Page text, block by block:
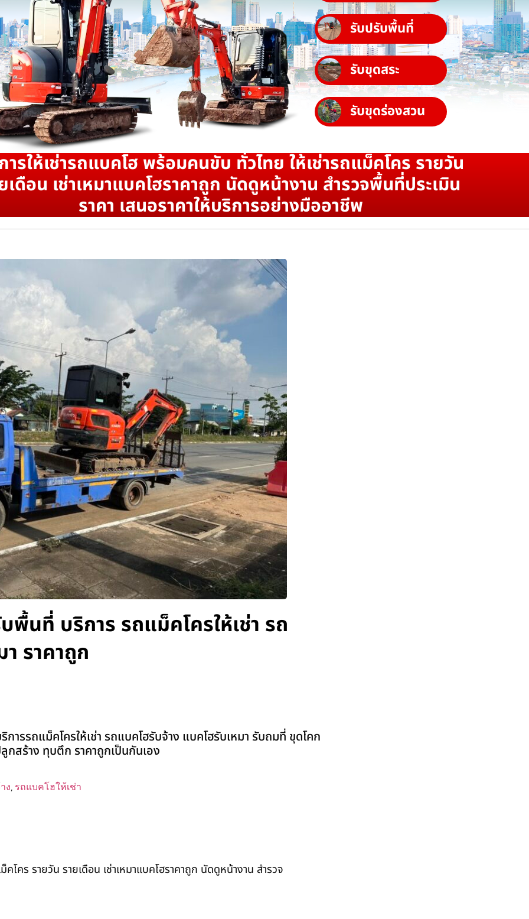
รับปรับพื้นที่
รับขุดสระ
รับขุดร่องสวน
ารให้เช่ารถแบคโฮ พร้อมคนขับ ทั่วไทย ให้เช่ารถแม็คโคร รายวัน
เดือน เช่าเหมาแบคโฮราคาถูก นัดดูหน้างาน สำรวจพื้นที่ประเมิน
ราคา เสนอราคาให้บริการอย่างมืออาชีพ
พื้นที่ บริการ รถแม็คโครให้เช่า รถ
ราคาถูก
รรถแม็คโครให้เช่า รถแบคโฮรับจ้าง แบคโฮรับเหมา รับถมที่ ขุดโคก
สร้าง ทุบตึก ราคาถูกเป็นกันเอง
ง, รถแบคโฮให้เช่า
โคร รายวัน รายเดือน เช่าเหมาแบคโฮราคาถูก นัดดูหน้างาน สำรวจ